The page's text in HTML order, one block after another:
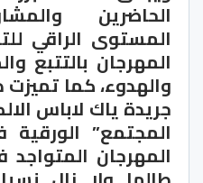
الحاضرين
المستوى الراقي
المهرجان بالتتبع
والهدوء، كما
جريدة ياك لاباس
المجتمع”
المهرجان المتواجد